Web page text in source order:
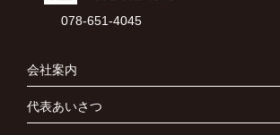
078-651-4045
会社案内
代表あいさつ